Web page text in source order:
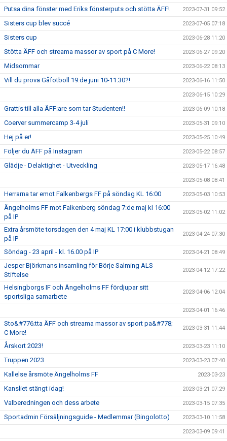
Putsa dina fönster med Eriks fönsterputs och stötta ÄFF! 2023-07-31 09:52
Sisters cup blev succé 2023-07-05 07:18
Sisters cup 2023-06-28 11:20
Stötta ÄFF och streama massor av sport på C More! 2023-06-27 09:20
Midsommar 2023-06-22 08:13
Vill du prova Gåfotboll 19:de juni 10-11:30?! 2023-06-16 11:50
2023-06-15 10:29
Grattis till alla ÄFF:are som tar Studenten!! 2023-06-09 10:18
Coerver summercamp 3-4 juli 2023-05-31 09:10
Hej på er! 2023-05-25 10:49
Följer du ÄFF på Instagram 2023-05-22 08:57
Glädje - Delaktighet - Utveckling 2023-05-17 16:48
2023-05-08 08:41
Herrarna tar emot Falkenbergs FF på söndag KL 16:00 2023-05-03 10:53
Ängelholms FF mot Falkenberg söndag 7:de maj kl 16:00
på IP
2023-05-02 11:02
Extra årsmöte torsdagen den 4 maj KL 17:00 i klubbstugan
på IP
2023-04-24 07:30
Söndag - 23 april - kl. 16.00 på IP 2023-04-21 08:49
Jesper Björkmans insamling för Börje Salming ALS
Stiftelse
2023-04-12 17:22
Helsingborgs IF och Ängelholms FF fördjupar sitt
sportsliga samarbete
2023-04-06 12:04
2023-04-01 16:46
Sto&#776;tta ÄFF och streama massor av sport pa&#778;
C More!
2023-03-31 11:44
Årskort 2023! 2023-03-23 11:10
Truppen 2023 2023-03-23 07:40
Kallelse årsmöte Ängelholms FF 2023-03-23
Kansliet stängt idag! 2023-03-21 07:29
Valberedningen och dess arbete 2023-03-15 07:35
Sportadmin Försäljningsguide - Medlemmar (Bingolotto) 2023-03-10 11:58
2023-03-09 09:41